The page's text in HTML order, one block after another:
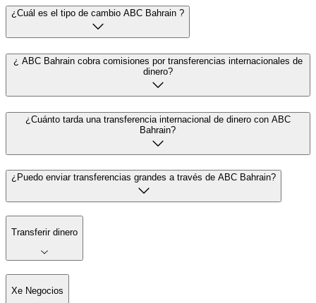
¿Cuál es el tipo de cambio ABC Bahrain ?
¿ ABC Bahrain cobra comisiones por transferencias internacionales de
dinero?
¿Cuánto tarda una transferencia internacional de dinero con ABC
Bahrain?
¿Puedo enviar transferencias grandes a través de ABC Bahrain?
Transferir dinero
Xe Negocios